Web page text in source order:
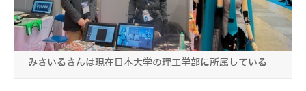
みさいるさんは現在日本大学の理工学部に所属している